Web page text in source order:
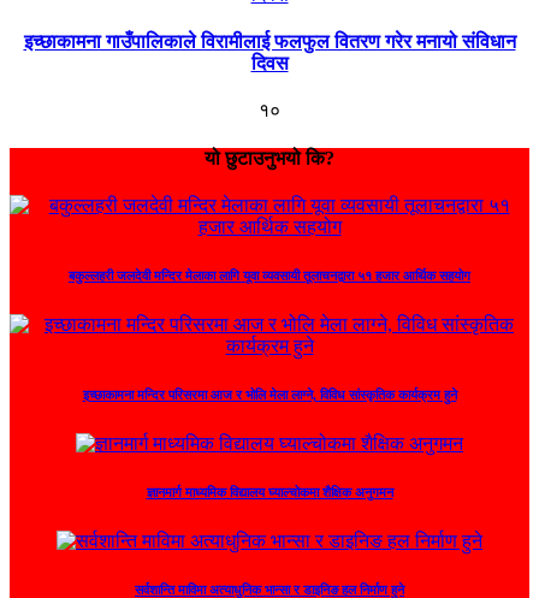
इच्छाकामना गाउँपालिकाले विरामीलाई फलफुल वितरण गरेर मनायो संविधान
दिवस
१०
यो छुटाउनुभयो कि?
बकुल्लहरी जलदेवी मन्दिर मेलाका लागि यूवा व्यवसायी तूलाचनद्वारा ५१ हजार आर्थिक सहयोग
इच्छाकामना मन्दिर परिसरमा आज र भोलि मेला लाग्ने, विविध सांस्कृतिक कार्यक्रम हुने
ज्ञानमार्ग माध्यमिक विद्यालय घ्याल्चोकमा शैक्षिक अनुगमन
सर्वशान्ति माविमा अत्याधुनिक भान्सा र डाइनिङ हल निर्माण हुने